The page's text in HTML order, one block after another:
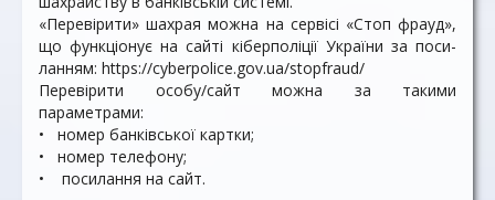
«Перевірити» шахрая мож­на на сервісі «Стоп фрауд»,
що функціонує на сайті кіберполіції України за поси­
ланням: https://cyberpolice.gov.ua/stopfraud/
Перевірити особу/сайт можна за такими
параметрами:
• номер банківської картки;
• номер телефону;
• посилання на сайт.